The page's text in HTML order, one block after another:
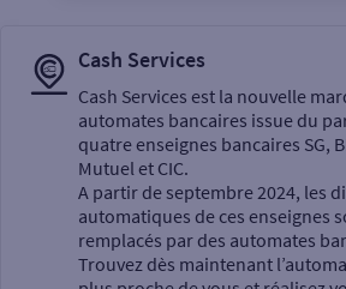
Sélectionnez votre recherche
Un service
Cash Services
Cash Services est la nouvelle
automates bancaires issue du
quatre enseignes bancaires SG,
Mutuel et CIC.
A partir de septembre 2024, les
automatiques de ces enseignes
remplacés par des automates
Trouvez dès maintenant